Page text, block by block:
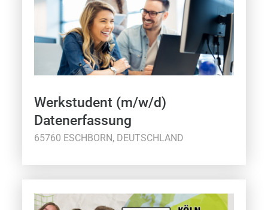
Werkstudent (m/w/d)
Datenerfassung
65760 ESCHBORN, DEUTSCHLAND